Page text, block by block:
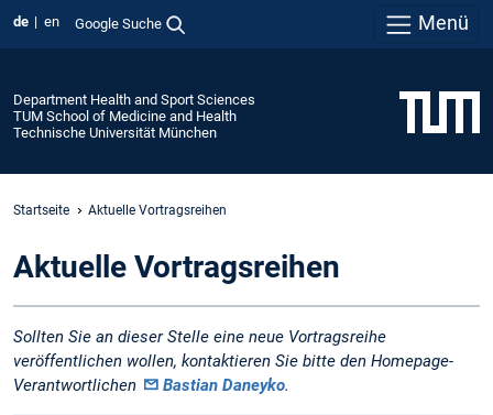
de en Google Suche Menü
Department Health and Sport Sciences
TUM School of Medicine and Health
Technische Universität München
Startseite Aktuelle Vortragsreihen
Aktuelle Vortragsreihen
Sollten Sie an dieser Stelle eine neue Vortragsreihe
veröffentlichen wollen, kontaktieren Sie bitte den Homepage-
Verantwortlichen
Bastian Daneyko.